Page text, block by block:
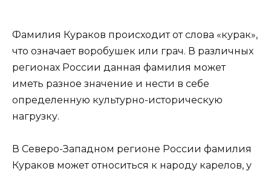
Фамилия Кураков происходит от слова «курак»,
что означает воробушек или грач. В различных
регионах России данная фамилия может
иметь разное значение и нести в себе
определенную культурно-историческую
нагрузку.
В Северо-Западном регионе России фамилия
Кураков может относиться к народу карелов, у